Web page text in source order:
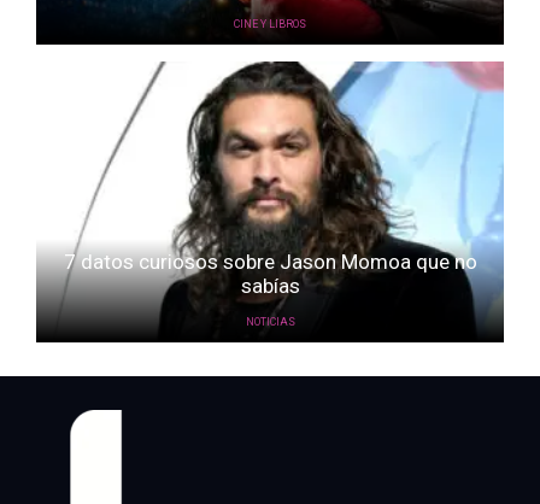
CINE Y LIBROS
7 datos curiosos sobre Jason Momoa que no
sabías
NOTICIAS